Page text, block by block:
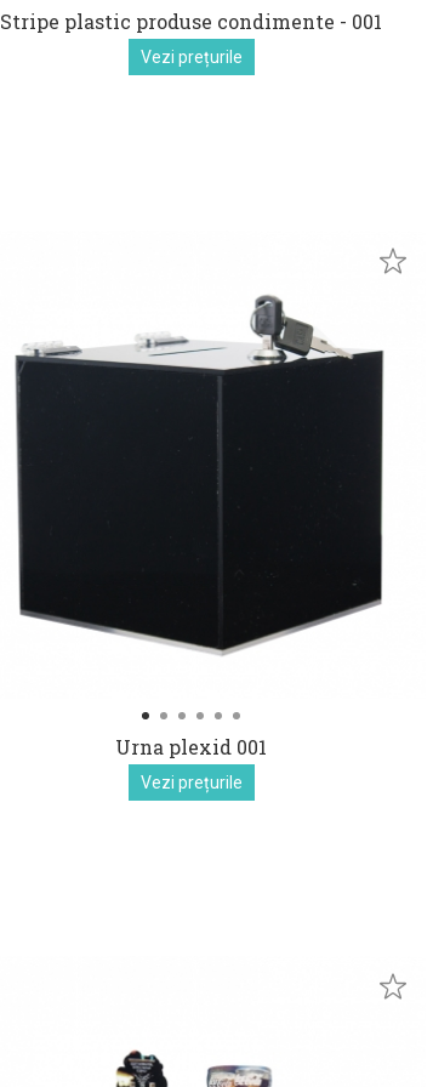
Stripe plastic produse condimente - 001
Vezi prețurile
Urna plexid 001
Vezi prețurile